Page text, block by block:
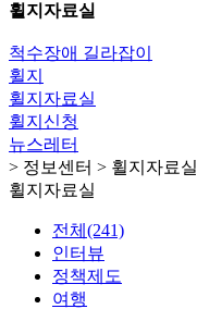
휠지자료실
척수장애 길라잡이
휠지
휠지자료실
휠지신청
뉴스레터
> 정보센터 > 휠지자료실
휠지자료실
전체(241)
인터뷰
정책제도
여행